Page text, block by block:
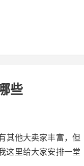
些
其他大卖家丰富，但
这里给大家安排一堂